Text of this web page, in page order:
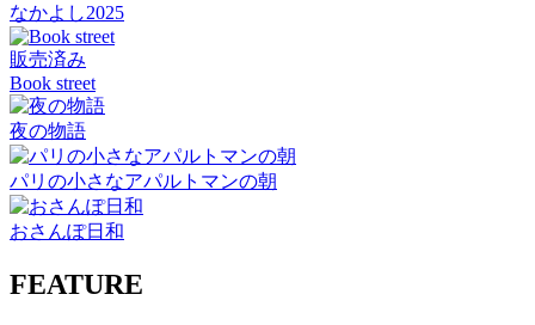
なかよし2025
販売済み
Book street
夜の物語
パリの小さなアパルトマンの朝
おさんぽ日和
FEATURE